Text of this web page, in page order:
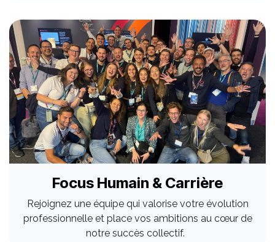
Focus Humain & Carrière
Rejoignez une équipe qui valorise votre évolution
professionnelle et place vos ambitions au cœur de
notre succès collectif.